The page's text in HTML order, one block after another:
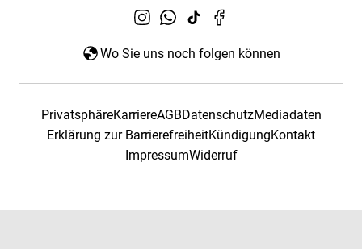
Wo Sie uns noch folgen können
PrivatsphäreKarriereAGBDatenschutzMediadaten
Erklärung zur BarrierefreiheitKündigungKontakt
ImpressumWiderruf